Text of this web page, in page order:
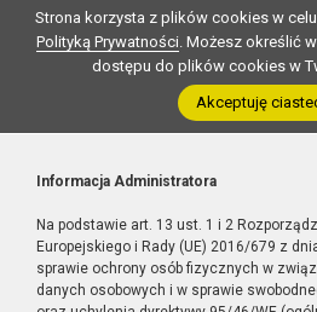
Strona korzysta z plików cookies w
Polityką Prywatności. Możesz określić
dostępu do plików cookies w
Akceptuję
Informacja Administratora
Na podstawie art. 13 ust. 1 i 2
Europejskiego i Rady (UE) 2016/679 z
sprawie ochrony osób fizycznych w
danych osobowych i w sprawie